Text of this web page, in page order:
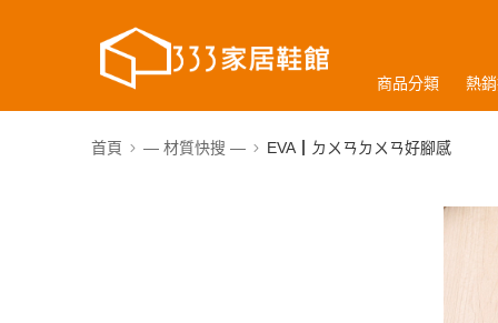
商品分類 熱
首頁 — 材質快搜 — EVA┃ㄉㄨㄢㄉㄨㄢ好腳感